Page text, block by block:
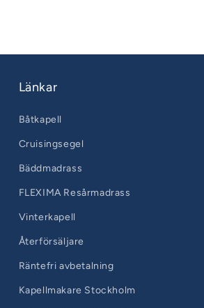
Länkar
Båtkapell
Cruisingsegel
Bäddmadrass
FLEXIMA Resårmadrass
Vinterkapell
Återförsäljare
Räntefri avbetalning
Kapellmakare Stockholm